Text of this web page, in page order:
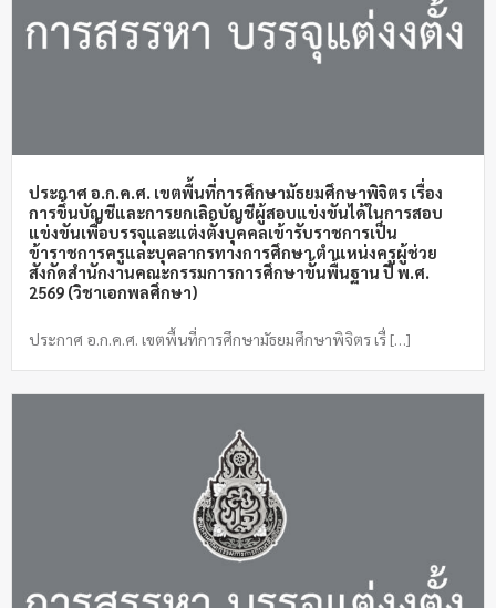
ประกาศ อ.ก.ค.ศ. เขตพื้นที่การศึกษามัธยมศึกษาพิจิตร เรื่อง
การขึ้นบัญชีและการยกเลิกบัญชีผู้สอบแข่งขันได้ในการสอบ
แข่งขันเพื่อบรรจุและแต่งตั้งบุคคลเข้ารับราชการเป็น
ข้าราชการครูและบุคลากรทางการศึกษา ตำแหน่งครูผู้ช่วย
สังกัดสำนักงานคณะกรรมการการศึกษาขั้นพื้นฐาน ปี พ.ศ.
2569 (วิชาเอกพลศึกษา)
ประกาศ อ.ก.ค.ศ. เขตพื้นที่การศึกษามัธยมศึกษาพิจิตร เรื่ […]